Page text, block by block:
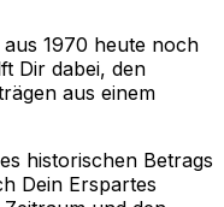
1970 heute noch
Dir dabei, den
aus einem
historischen Betrags
Dein Erspartes